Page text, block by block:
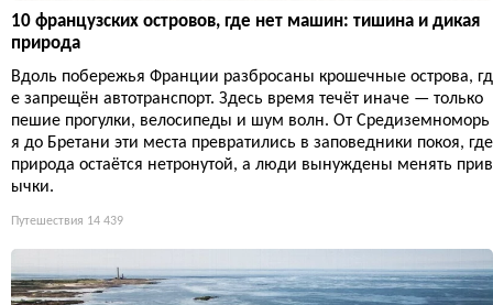
10 французских островов, где нет машин: тишина и дикая
природа
Вдоль побережья Франции разбросаны крошечные острова, гд
е запрещён автотранспорт. Здесь время течёт иначе — только
пешие прогулки, велосипеды и шум волн. От Средиземноморь
я до Бретани эти места превратились в заповедники покоя, где
природа остаётся нетронутой, а люди вынуждены менять прив
ычки.
Путешествия 14 439